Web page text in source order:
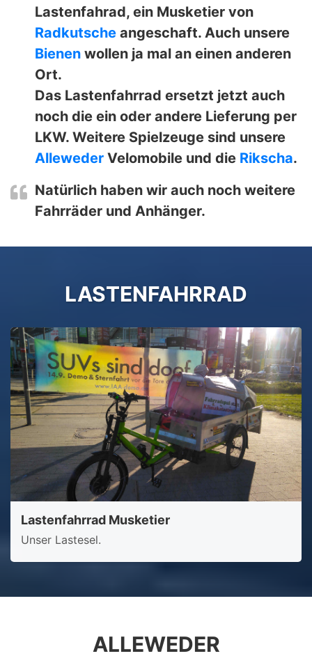
Lastenfahrad, ein Musketier von
Radkutsche angeschaft. Auch unsere
Bienen wollen ja mal an einen anderen
Ort.
Das Lastenfahrrad ersetzt jetzt auch
noch die ein oder andere Lieferung per
LKW. Weitere Spielzeuge sind unsere
Alleweder Velomobile und die Rikscha.
Natürlich haben wir auch noch weitere
Fahrräder und Anhänger.
LASTENFAHRRAD
Lastenfahrrad Musketier
Unser Lastesel.
ALLEWEDER